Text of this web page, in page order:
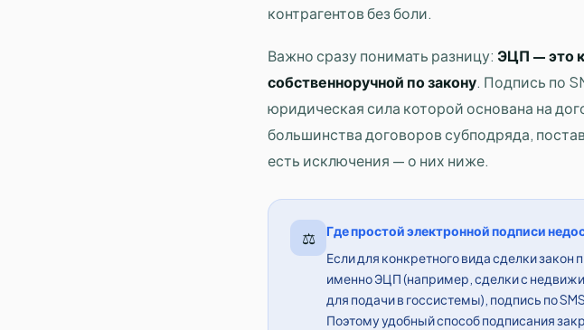
контрагентов без боли.
Важно сразу понимать разницу: ЭЦП — это
собственноручной по закону. Подпись по
юридическая сила которой основана на
большинства договоров субподряда,
есть исключения — о них ниже.
⚖️
Где простой электронной подписи
Если для конкретного вида сделки
именно ЭЦП (например, сделки с
для подачи в госсистемы), подпись по
Поэтому удобный способ подписания